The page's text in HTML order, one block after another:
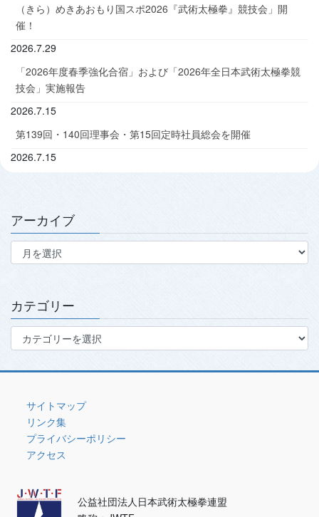
（きら）めきあおもり国スポ2026『武術太極拳』競技会」開
催！
2026.7.29
「2026年度春季強化合宿」および「2026年全日本武術太極拳競
技会」実施報告
2026.7.15
第139回・140回理事会・第15回定時社員総会を開催
2026.7.15
アーカイブ
ア
ブ
カテゴリー
テ
サイトマップ
リンク集
プライバシーポリシー
アクセス
公益社団法人日本武術太極拳連盟